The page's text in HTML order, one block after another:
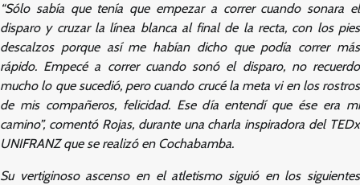
“Sólo sabía que tenía que empezar a correr cuando sonara el
disparo y cruzar la línea blanca al final de la recta, con los pies
descalzos porque así me habían dicho que podía correr más
rápido. Empecé a correr cuando sonó el disparo, no recuerdo
mucho lo que sucedió, pero cuando crucé la meta vi en los rostros
de mis compañeros, felicidad. Ese día entendí que ése era mi
camino”, comentó Rojas, durante una charla inspiradora del TEDx
UNIFRANZ que se realizó en Cochabamba.
Su vertiginoso ascenso en el atletismo siguió en los siguientes